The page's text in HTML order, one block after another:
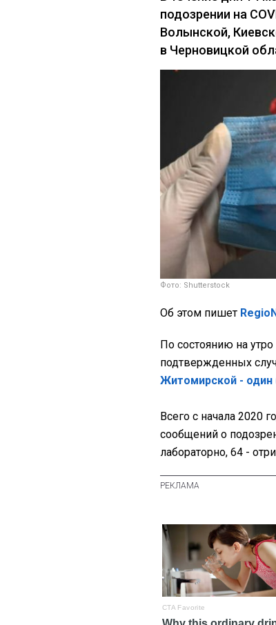
подозрении на
Волынской,
в Черновицкой
Фото: Shutterstock
Об этом пишет
По состоянию на
подтвержденных
Житомирской - один
Всего с начала 2020
сообщений о
лабораторно, 64 -